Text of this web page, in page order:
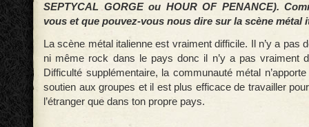
SEPTYCAL GORGE ou HOUR OF PENANCE).
vous et que pouvez-vous nous dire sur la scène métal
La scène métal italienne est vraiment difficile. Il n’y a pas
ni même rock dans le pays donc il n’y a pas vraiment
Difficulté supplémentaire, la communauté métal
soutien aux groupes et il est plus efficace de travailler
l’étranger que dans ton propre pays.